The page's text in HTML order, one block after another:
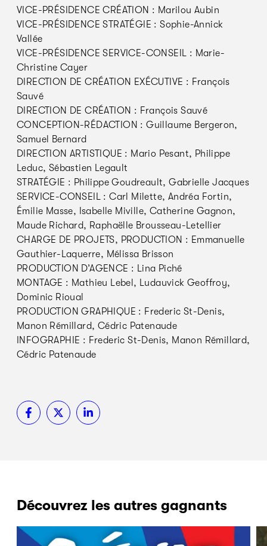
VICE-PRÉSIDENCE CRÉATION : Marilou Aubin
VICE-PRÉSIDENCE STRATÉGIE : Sophie-Annick
Vallée
VICE-PRÉSIDENCE SERVICE-CONSEIL : Marie-
Christine Cayer
DIRECTION DE CRÉATION EXÉCUTIVE : François
Sauvé
DIRECTION DE CRÉATION : François Sauvé
CONCEPTION-RÉDACTION : Guillaume Bergeron,
Samuel Bernard
DIRECTION ARTISTIQUE : Mario Pesant, Philippe
Leduc, Sébastien Legault
STRATÉGIE : Philippe Goudreault, Gabrielle Jacques
SERVICE-CONSEIL : Carl Milette, Andréa Fortin,
Émilie Masse, Isabelle Miville, Catherine Gagnon,
Maude Richard, Raphaëlle Brousseau-Letellier
CHARGE DE PROJETS, PRODUCTION : Emmanuelle
Gauthier-Laquerre, Mélissa Brisson
PRODUCTION D’AGENCE : Lina Piché
MONTAGE : Mathieu Lebel, Ludauvick Geoffroy,
Dominic Rioual
PRODUCTION GRAPHIQUE : Frederic St-Denis,
Manon Rémillard, Cédric Patenaude
INFOGRAPHIE : Frederic St-Denis, Manon Rémillard,
Cédric Patenaude
Découvrez les autres gagnants